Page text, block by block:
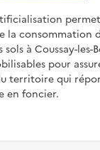
la consommation
à Coussay-les-
pour
territoire qui
en foncier.